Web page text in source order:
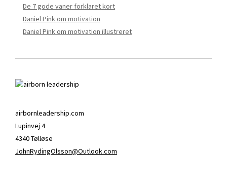
De 7 gode vaner forklaret kort
Daniel Pink om motivation
Daniel Pink om motivation illustreret
airbornleadership.com
Lupinvej 4
4340 Tølløse
JohnRydingOlsson@Outlook.com